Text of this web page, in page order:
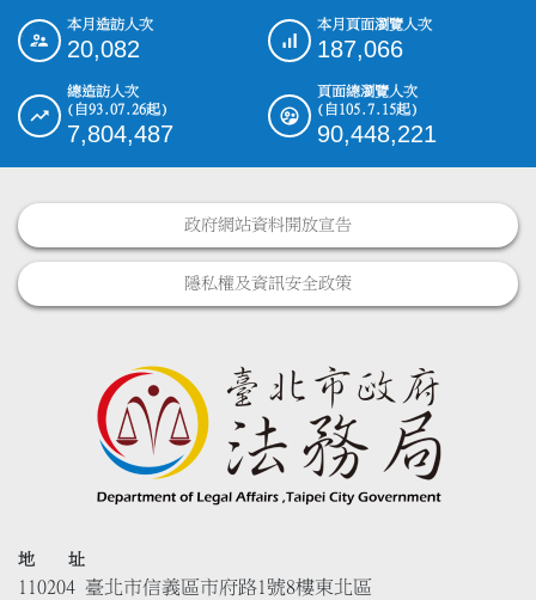
::: 本月造訪人次
20,082
本月頁面瀏覽人次
187,066
總造訪人次
(自93.07.26起)
7,804,487
頁面總瀏覽人次
(自105.7.15起)
90,448,221
政府網站資料開放宣告
隱私權及資訊安全政策
地 址
110204 臺北市信義區市府路1號8樓東北區